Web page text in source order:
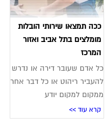
ככה תמצאו שירותי הובלות
מומלצים בתל אביב ואזור
המרכז
כל אדם שעובר דירה או נדרש
להעביר ריהוט או כל דבר אחר
ממקום למקום יודע
קרא עוד >>